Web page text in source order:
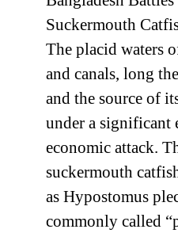
Suckermouth
The placid waters
and canals, long
and the source of
under a significant
economic attack.
suckermouth
as Hypostomus
commonly called